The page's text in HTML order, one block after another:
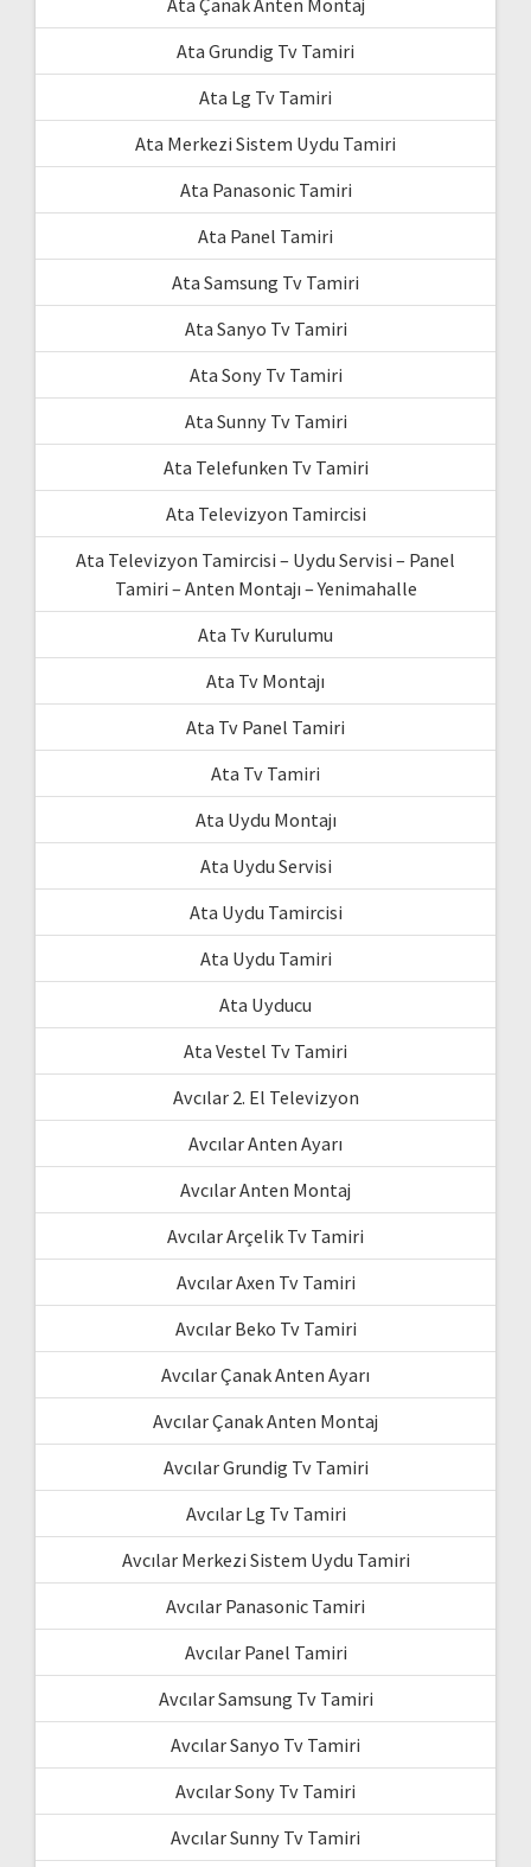
Ata Grundig Tv Tamiri
Ata Lg Tv Tamiri
Ata Merkezi Sistem Uydu Tamiri
Ata Panasonic Tamiri
Ata Panel Tamiri
Ata Samsung Tv Tamiri
Ata Sanyo Tv Tamiri
Ata Sony Tv Tamiri
Ata Sunny Tv Tamiri
Ata Telefunken Tv Tamiri
Ata Televizyon Tamircisi
Ata Televizyon Tamircisi – Uydu Servisi – Panel
Tamiri – Anten Montajı – Yenimahalle
Ata Tv Kurulumu
Ata Tv Montajı
Ata Tv Panel Tamiri
Ata Tv Tamiri
Ata Uydu Montajı
Ata Uydu Servisi
Ata Uydu Tamircisi
Ata Uydu Tamiri
Ata Uyducu
Ata Vestel Tv Tamiri
Avcılar 2. El Televizyon
Avcılar Anten Ayarı
Avcılar Anten Montaj
Avcılar Arçelik Tv Tamiri
Avcılar Axen Tv Tamiri
Avcılar Beko Tv Tamiri
Avcılar Çanak Anten Ayarı
Avcılar Çanak Anten Montaj
Avcılar Grundig Tv Tamiri
Avcılar Lg Tv Tamiri
Avcılar Merkezi Sistem Uydu Tamiri
Avcılar Panasonic Tamiri
Avcılar Panel Tamiri
Avcılar Samsung Tv Tamiri
Avcılar Sanyo Tv Tamiri
Avcılar Sony Tv Tamiri
Avcılar Sunny Tv Tamiri